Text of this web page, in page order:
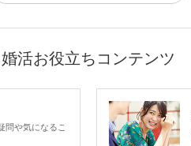
婚活お役立ちコンテンツ
問や気になるこ